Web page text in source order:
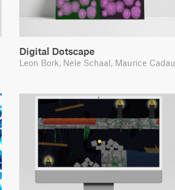
Digital Dotscape
Leon Bork, Nele Schaal, Maurice Cadau